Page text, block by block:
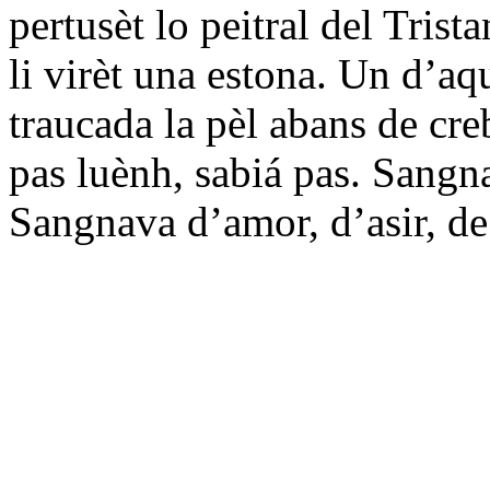
pertusèt lo peitral del
li virèt una estona. Un
traucada la pèl abans de
pas luènh, sabiá pas.
Sangnava d’amor, d’asir,